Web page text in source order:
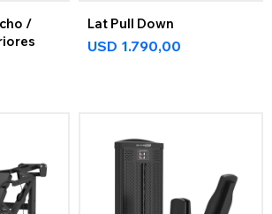
/
Lat Pull Down
USD 1.790,00